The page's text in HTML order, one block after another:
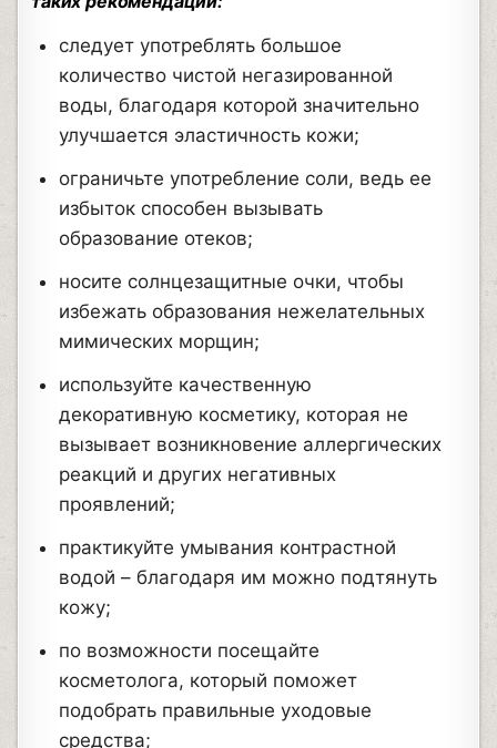
следует употреблять большое
количество чистой негазированной
воды, благодаря которой значительно
улучшается эластичность кожи;
ограничьте употребление соли, ведь ее
избыток способен вызывать
образование отеков;
носите солнцезащитные очки, чтобы
избежать образования нежелательных
мимических морщин;
используйте качественную
декоративную косметику, которая не
вызывает возникновение аллергических
реакций и других негативных
проявлений;
практикуйте умывания контрастной
водой – благодаря им можно подтянуть
кожу;
по возможности посещайте
косметолога, который поможет
подобрать правильные уходовые
средства;